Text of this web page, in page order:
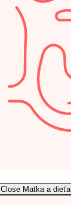
Close Matka a dieťa